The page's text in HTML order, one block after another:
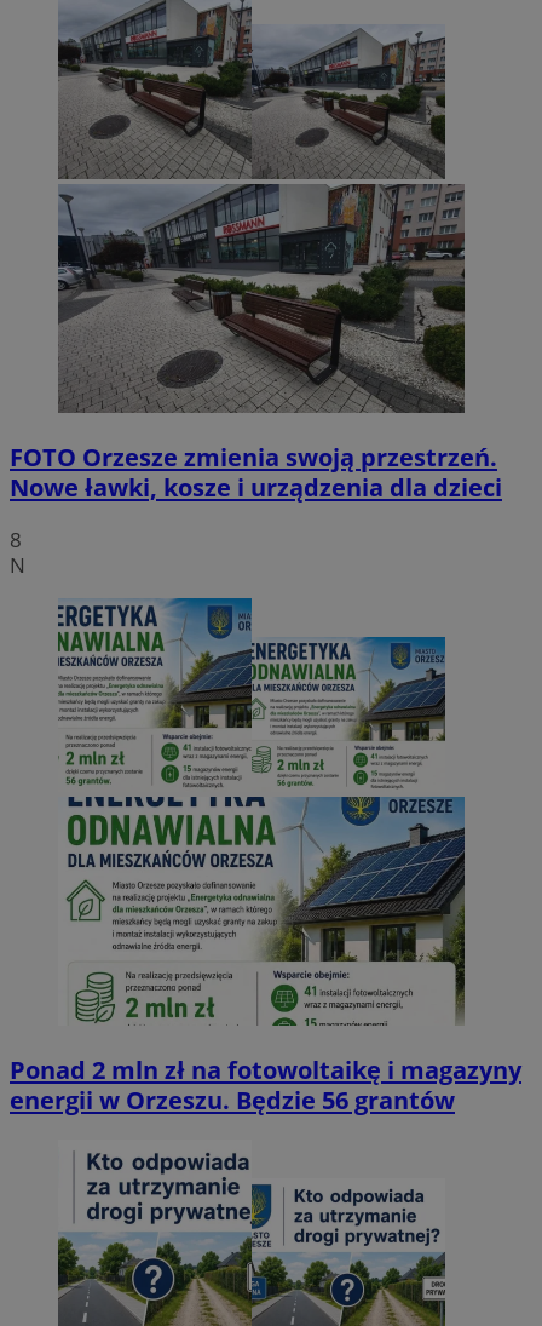
FOTO Orzesze zmienia swoją przestrzeń.
Nowe ławki, kosze i urządzenia dla dzieci
8
N
Ponad 2 mln zł na fotowoltaikę i magazyny
energii w Orzeszu. Będzie 56 grantów